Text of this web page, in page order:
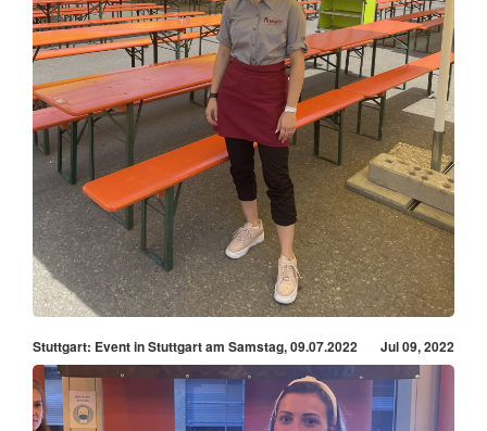
Stuttgart: Event in Stuttgart am Samstag, 09.07.2022 Jul 09, 2022